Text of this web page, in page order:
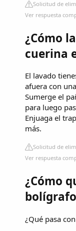
Solicitud de
Ver respuesta
¿Cómo
cuerina
El lavado
afuera con
Sumerge el
para luego
Enjuaga el
más.
Solicitud de
Ver respuesta
¿Cómo
¿Qué pasa